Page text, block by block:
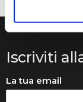
Iscriviti
La tua email